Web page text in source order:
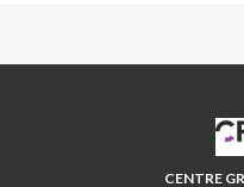
CENTRE